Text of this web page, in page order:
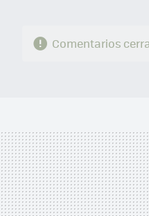
Comentarios